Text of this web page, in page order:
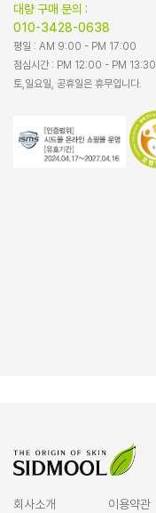
대량 구매 문의 :
010-3428-0638
평일 : AM 9:00 - PM 17:00
점심시간 : PM 12:00 - PM 13:30
토,일요일, 공휴일은 휴무입니다.
회사소개 이용약관